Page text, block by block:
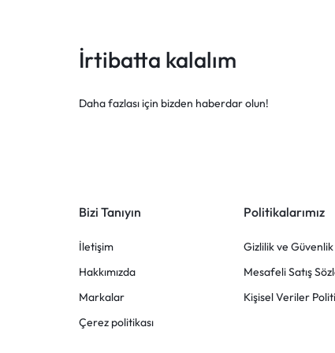
İrtibatta kalalım
Daha fazlası için bizden haberdar olun!
Bizi Tanıyın
İletişim
Hakkımızda
Markalar
Çerez politikası
Politikalarımız
Gizlilik ve Güvenlik
Mesafeli Satış
Kişisel Veriler